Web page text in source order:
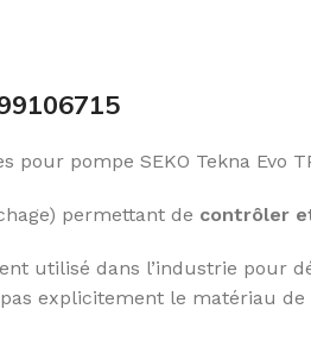
pompe SEKO Tekna Evo
permettant de contrôler
utilisé dans l’industrie pour
explicitement le matériau